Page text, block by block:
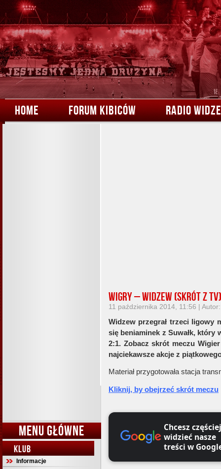
HOME FORUM KIBICÓW RADIO
MENU GŁÓWNE
KLUB
Informacje
Wigry – Widzew (skrót z TV)
11 października 2014, 11:56 |
Widzew przegrał trzeci ligowy
się beniaminek z Suwałk, który
2:1. Zobacz skrót meczu
najciekawsze akcje z
Materiał przygotowała stacja
Kliknij, by obejrzeć skrót meczu
Chcesz częściej
widzieć nasze
treści w